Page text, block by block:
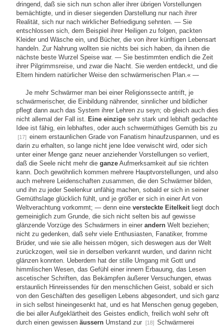
dringend, daß sie sich nun schon aller ihrer übrigen Vorstellungen
bemächtigte, und in dieser siegenden Darstellung nur nach ihrer
Realität, sich nur nach wirklicher Befriedigung sehnten. — Sie
entschlossen sich, dem Beispiel ihrer Heiligen zu folgen, packten
Kleider und Wäsche ein, und Bücher, die von ihrer künftigen Lebensart
handeln. Zur Nahrung wollten sie nichts bei sich haben, da ihnen die
nächste beste Wurzel Speise war. — Sie bestimmten endlich die Zeit
ihrer Pilgrimmsreise, und zwar die Nacht. Sie werden entdeckt, und die
Eltern hindern natürlicher Weise den schwärmerischen Plan.« —
Je mehr Schwärmer man bei einer Religionssecte antrift, je
schwärmerischer, die Einbildung nährender, sinnlicher und bildlicher
pflegt dann auch das System ihrer Lehren zu seyn; ob gleich auch dies
nicht allemal der Fall ist. Eine einzige sehr stark und lebhaft gedachte
Idee ist fähig, ein lebhaftes, oder auch schwermüthiges Gemüth bis zu
[17] einem erstaunlichen Grade von Fanatism hinaufzuspannen, und es
darin zu erhalten, so lange nicht jene Idee verwischt wird, oder sich
unter einer Menge ganz neuer anziehender Vorstellungen so verliert,
daß die Seele nicht mehr die ganze Aufmerksamkeit auf sie richten
kann. Doch gewöhnlich kommen mehrere Hauptvorstellungen, und also
auch mehrere Leidenschaften zusammen, die den Schwärmer bilden,
und ihn zu jeder Seelenkur unfähig machen, sobald er sich in seiner
Gemüthslage glücklich fühlt, und je größer er sich in einer Art von
Weltverachtung vorkommt; — denn eine versteckte Eitelkeitliegt doch
gemeiniglich zum Grunde, die sich nicht selten bis auf gewisse
glänzende Vorzüge des Schwärmers in einer andern Welt beziehen;
nicht zu gedenken, daß sehr viele Enthusiasten, Fanatiker, fromme
Brüder, und wie sie alle heissen mögen, sich deswegen aus der Welt
zurückzogen, weil sie in derselben verkannt wurden, und darinn nicht
glänzen konnten. Ueberdem hat der stille Umgang mit Gott und
himmlischen Wesen, das Gefühl einer innern Erbauung, das Lesen
ascetischer Schriften, das Bekämpfen äußerer Versuchungen, etwas
erstaunlich Hinreissendes für den menschlichen Geist, sobald er sich
von den Geschäften des geselligen Lebens abgesondert, und sich ganz
in sich selbst hineingesenkt hat, und es hat Menschen genug gegeben,
die bei aller Aufgeklärtheit des Geistes endlich, freilich wohl sehr oft
durch einen gewissen äussern Umstand zur [18] Schwärmerei